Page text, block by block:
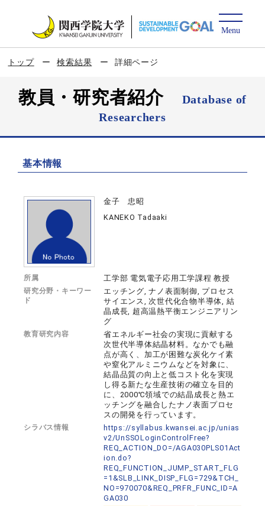
トップ 検索結果 詳細ページ
教員・研究者紹介
Database of
Researchers
基本情報
金子 忠昭
KANEKO Tadaaki
所属 工学部 電気電子応用工学課程 教授
研究分野・キーワー
ド
エッチング, ナノ表面制御, プロセス
サイエンス, 次世代化合物半導体, 結
晶成長, 超高温熱平衡エンジニアリン
グ
教育研究内容
省エネルギー社会の実現に貢献する
次世代半導体結晶材料。なかでも融
点が高く、加工が困難な炭化ケイ素
や窒化アルミニウムなどを対象に、
結晶品質の向上と低コスト化を実現
し得る新たな生産技術の確立を目的
に、2000℃領域での結晶成長と熱エ
ッチングを融合したナノ表面プロセ
スの開発を行っています。
シラバス情報
https://syllabus.kwansei.ac.jp/unias
v2/UnSSOLoginControlFree?
REQ_ACTION_DO=/AGA030PLS01Act
ion.do?
REQ_FUNCTION_JUMP_START_FLG
=1&SLB_LINK_DISP_FLG=729&TCH_
NO=970070&REQ_PRFR_FUNC_ID=A
GA030